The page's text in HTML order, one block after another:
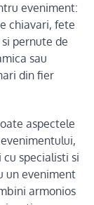
eveniment:
chiavari, fete
pernute de
sau
din fier
aspectele
specialisti si
un eveniment
armonios